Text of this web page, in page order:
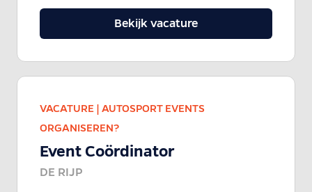
Bekijk vacature
VACATURE | AUTOSPORT EVENTS
ORGANISEREN?
Event Coördinator
DE RIJP